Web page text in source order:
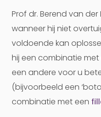
Prof dr. Berend van
wanneer hij niet
voldoende kan
hij een combinatie
een andere voor u
(bijvoorbeeld een
combinatie met een